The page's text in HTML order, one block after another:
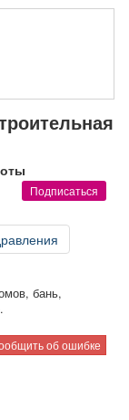
Проекты
Подписаться
бань,
об ошибке